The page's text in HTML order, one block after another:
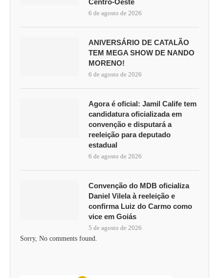
Centro-Oeste
6 de agosto de 2026
ANIVERSÁRIO DE CATALÃO
TEM MEGA SHOW DE NANDO
MORENO!
6 de agosto de 2026
Agora é oficial: Jamil Calife tem
candidatura oficializada em
convenção e disputará a
reeleição para deputado
estadual
6 de agosto de 2026
Convenção do MDB oficializa
Daniel Vilela à reeleição e
confirma Luiz do Carmo como
vice em Goiás
5 de agosto de 2026
Sorry, No comments found.